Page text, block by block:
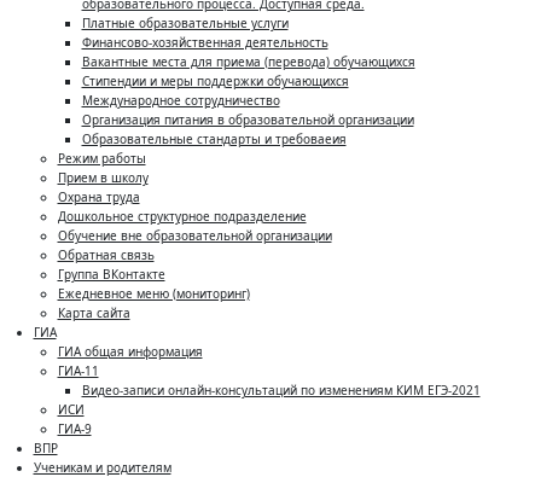
образовательного процесса. Доступная среда.
Платные образовательные услуги
Финансово-хозяйственная деятельность
Вакантные места для приема (перевода) обучающихся
Стипендии и меры поддержки обучающихся
Международное сотрудничество
Организация питания в образовательной организации
Образовательные стандарты и требоваеия
Режим работы
Прием в школу
Охрана труда
Дошкольное структурное подразделение
Обучение вне образовательной организации
Обратная связь
Группа ВКонтакте
Ежедневное меню (мониторинг)
Карта сайта
ГИА
ГИА общая информация
ГИА-11
Видео-записи онлайн-консультаций по изменениям КИМ ЕГЭ-2021
ИСИ
ГИА-9
ВПР
Ученикам и родителям